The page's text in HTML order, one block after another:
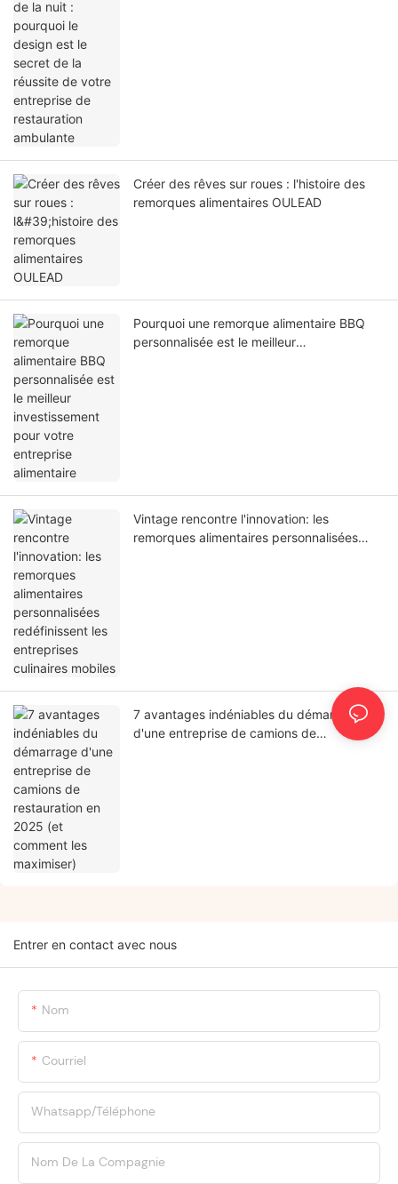
Créer des rêves sur roues : l'histoire des
remorques alimentaires OULEAD
Pourquoi une remorque alimentaire BBQ
personnalisée est le meilleur
Vintage rencontre l'innovation: les
remorques alimentaires personnalisées
7 avantages indéniables du démarrage
d'une entreprise de camions de
Entrer en contact avec nous
Nom
Courriel
Whatsapp/Téléphone
Nom De La Compagnie